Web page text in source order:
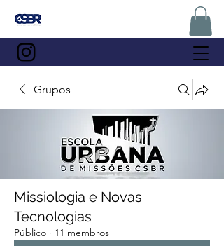
Grupos
Missiologia e Novas
Tecnologias
Público · 11 membros